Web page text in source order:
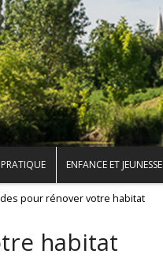
ENFANCE ET JEUNESSE
pour rénover votre habitat
habitat